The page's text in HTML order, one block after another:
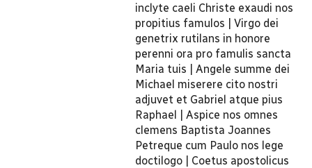
inclyte caeli Christe exaudi nos
propitius famulos | Virgo dei
genetrix rutilans in honore
perenni ora pro famulis sancta
Maria tuis | Angele summe dei
Michael miserere cito nostri
adjuvet et Gabriel atque pius
Raphael | Aspice nos omnes
clemens Baptista Joannes
Petreque cum Paulo nos lege
doctilogo | Coetus apostolicus